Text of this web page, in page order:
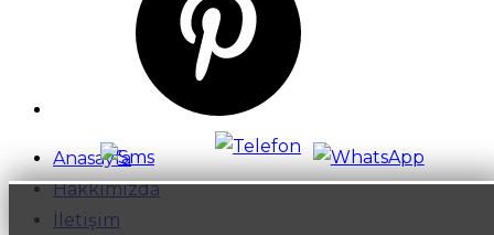
Anasayfa
Hakkımızda
İletişim